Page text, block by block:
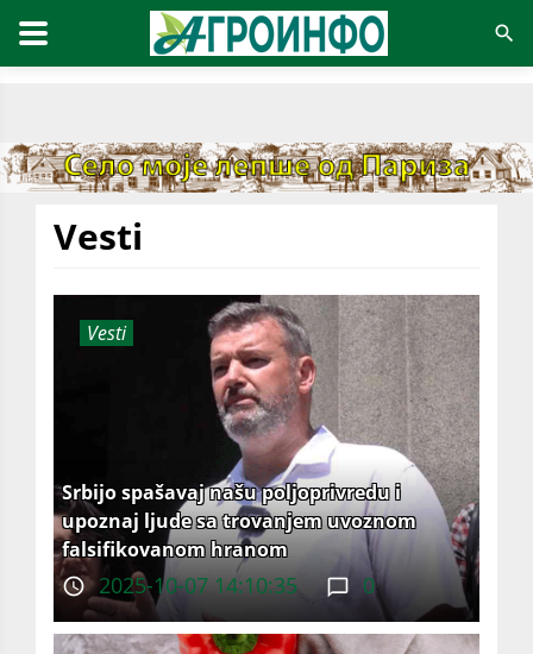
Vesti
Vesti
Srbijo spašavaj našu poljoprivredu i
upoznaj ljude sa trovanjem uvoznom
falsifikovanom hranom
2025-10-07 14:10:35 0